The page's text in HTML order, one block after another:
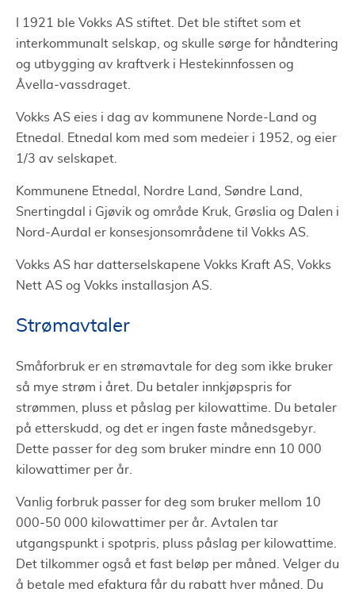
I 1921 ble Vokks AS stiftet. Det ble stiftet som et
interkommunalt selskap, og skulle sørge for håndtering
og utbygging av kraftverk i Hestekinnfossen og
Åvella-vassdraget.
Vokks AS eies i dag av kommunene Norde-Land og
Etnedal. Etnedal kom med som medeier i 1952, og eier
1/3 av selskapet.
Kommunene Etnedal, Nordre Land, Søndre Land,
Snertingdal i Gjøvik og område Kruk, Grøslia og Dalen i
Nord-Aurdal er konsesjonsområdene til Vokks AS.
Vokks AS har datterselskapene Vokks Kraft AS, Vokks
Nett AS og Vokks installasjon AS.
Strømavtaler
Småforbruk er en strømavtale for deg som ikke bruker
så mye strøm i året. Du betaler innkjøpspris for
strømmen, pluss et påslag per kilowattime. Du betaler
på etterskudd, og det er ingen faste månedsgebyr.
Dette passer for deg som bruker mindre enn 10 000
kilowattimer per år.
Vanlig forbruk passer for deg som bruker mellom 10
000-50 000 kilowattimer per år. Avtalen tar
utgangspunkt i spotpris, pluss påslag per kilowattime.
Det tilkommer også et fast beløp per måned. Velger du
å betale med efaktura får du rabatt hver måned. Du